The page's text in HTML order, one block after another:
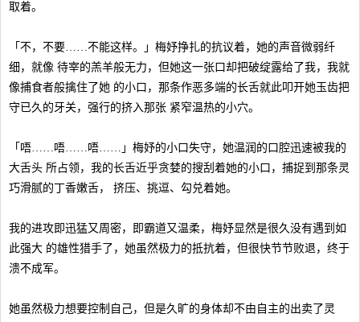
取着。
「不，不要……不能这样。」梅妤挣扎的抗议着，她的声音微弱纤
细，就像 待宰的羔羊般无力，但她这一张口却把破绽露给了我，我就
像捕食者般擒住了她 的小口，那条作恶多端的长舌就此叩开她玉齿把
守已久的牙关，强行的挤入那张 紧窄温热的小穴。
「唔……唔……唔……」梅妤的小口失守，她温润的口腔迅速被我的
大舌头 所占领，我的长舌近乎贪婪的搜刮着她的小口，捕捉到那条灵
巧滑腻的丁香嫩舌， 挤压、挑逗、勾兑着她。
我的进攻即迅猛又周密，即霸道又温柔，梅妤显然是很久没有遇到如
此强大 的雄性猎手了，她虽然极力的抵抗着，但很快节节败退，终于
溃不成军。
她虽然极力想要控制自己，但是久旷的身体却不由自主的出卖了灵